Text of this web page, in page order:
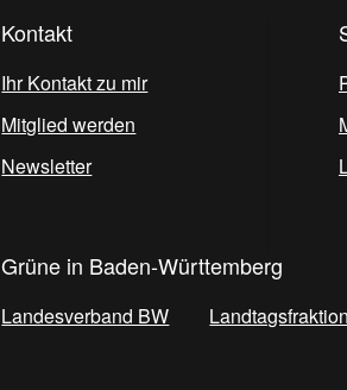
Kontakt
Ihr Kontakt zu mir
Mitglied werden
Newsletter
Grüne in Baden-Württemberg
Landesverband BW Landtagsfraktion